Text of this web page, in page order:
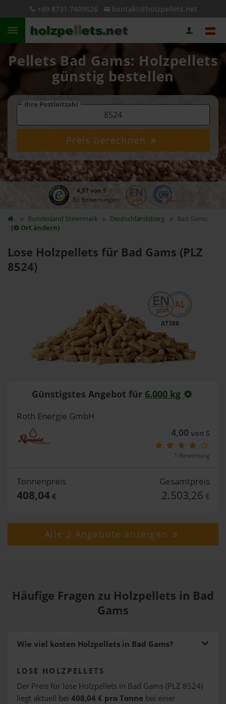
+49 8731 7409626 kontakt@holzpellets.net
Pellets Bad Gams: Holzpellets
günstig bestellen
Ihre Postleitzahl
Preis berechnen
4,97 von 5
83 Bewertungen
Bundesland Steiermark Deutschlandsberg
Bad Gams
(
Ort ändern)
Lose Holzpellets für Bad Gams (PLZ
8524)
AT388
Günstigstes Angebot für 6.000 kg
Roth Energie GmbH
4,00 von 5
1 Bewertung
Tonnenpreis
408,04€
Gesamtpreis
2.503,26 €
Alle 2 Angebote anzeigen
Häufige Fragen zu Holzpellets in Bad
Gams
Wie viel kosten Holzpellets in Bad Gams?
LOSE HOLZPELLETS
Der Preis für lose Holzpellets in Bad Gams (PLZ 8524)
liegt aktuell bei 408,04 € pro Tonne bei einer